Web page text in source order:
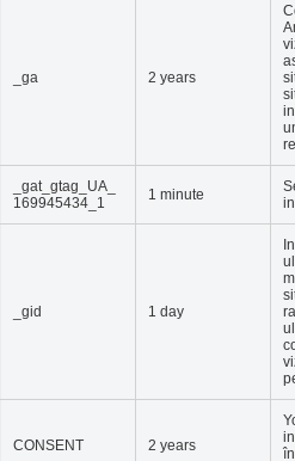
_ga 2 years
_gat_gtag_UA_
169945434_1
1 minute
_gid 1 day
CONSENT 2 years